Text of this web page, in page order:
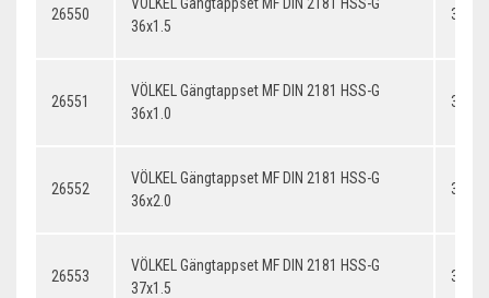
26550
36x1.5
26551
VÖLKEL Gängtappset MF DIN 2181 HSS-G
36x1.0
26552
VÖLKEL Gängtappset MF DIN 2181 HSS-G
36x2.0
26553
VÖLKEL Gängtappset MF DIN 2181 HSS-G
37x1.5